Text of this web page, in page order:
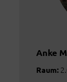
Anke
Raum: